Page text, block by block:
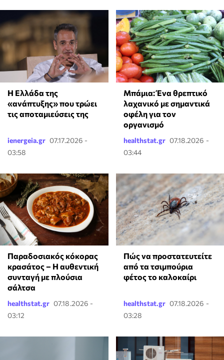
Η Ελλάδα της
«ανάπτυξης» που τρώει
τις αποταμιεύσεις της
ienergeia.gr 07.17.2026 -
03:58
Μπάμια: Ένα θρεπτικό
λαχανικό με σημαντικά
οφέλη για τον
οργανισμό
healthstat.gr 07.18.2026 -
03:44
Παραδοσιακός κόκορας
κρασάτος – Η αυθεντική
συνταγή με πλούσια
σάλτσα
healthstat.gr 07.18.2026 -
03:12
Πώς να προστατευτείτε
από τα τσιμπούρια
φέτος το καλοκαίρι
healthstat.gr 07.18.2026 -
03:28